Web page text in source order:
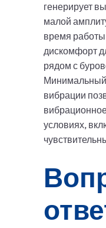
генерирует
малой
время работы
дискомфорт
рядом с
вибрации
условиях,